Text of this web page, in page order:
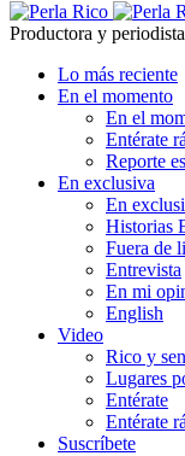
Productora y
Lo más reciente
En el momento
En el
Entérate
Reporte
En exclusiva
En
Historias
Fuera de
Entrevista
En mi
English
Video
Rico y
Lugares
Entérate
Entérate
Suscríbete